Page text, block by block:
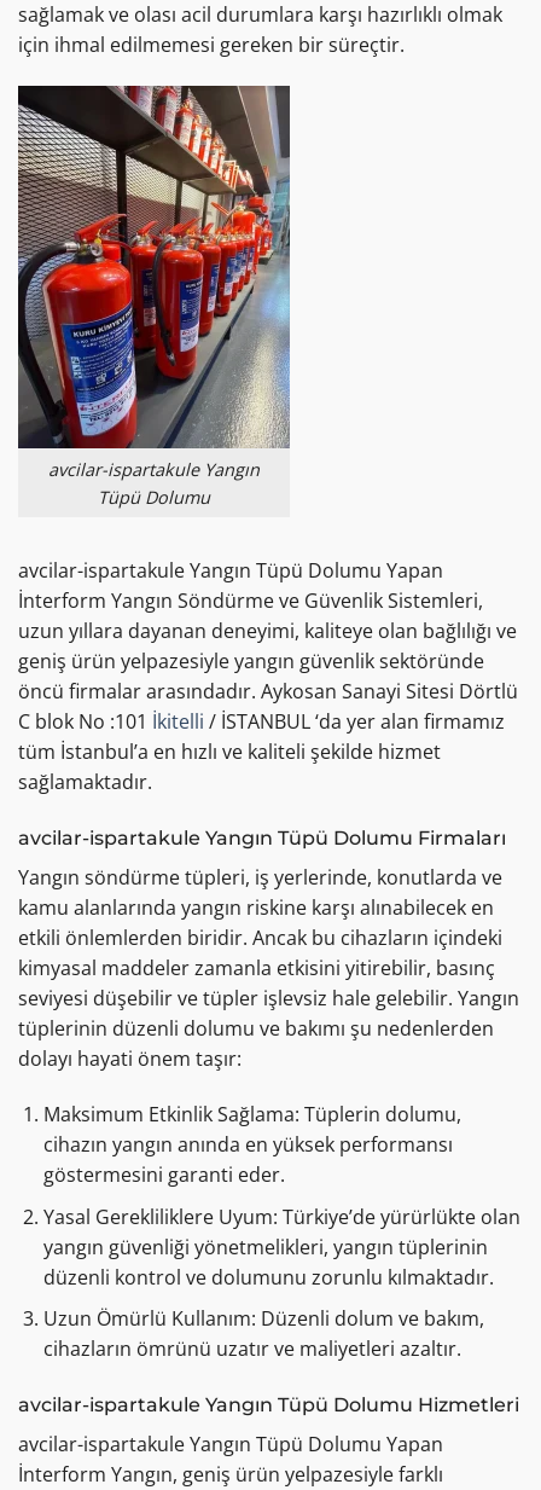
sağlamak ve olası acil durumlara karşı hazırlıklı olmak
için ihmal edilmemesi gereken bir süreçtir.
avcilar-ispartakule Yangın
Tüpü Dolumu
avcilar-ispartakule Yangın Tüpü Dolumu Yapan
İnterform Yangın Söndürme ve Güvenlik Sistemleri,
uzun yıllara dayanan deneyimi, kaliteye olan bağlılığı ve
geniş ürün yelpazesiyle yangın güvenlik sektöründe
öncü firmalar arasındadır. Aykosan Sanayi Sitesi Dörtlü
C blok No :101 İkitelli / İSTANBUL ‘da yer alan firmamız
tüm İstanbul’a en hızlı ve kaliteli şekilde hizmet
sağlamaktadır.
avcilar-ispartakule Yangın Tüpü Dolumu Firmaları
Yangın söndürme tüpleri, iş yerlerinde, konutlarda ve
kamu alanlarında yangın riskine karşı alınabilecek en
etkili önlemlerden biridir. Ancak bu cihazların içindeki
kimyasal maddeler zamanla etkisini yitirebilir, basınç
seviyesi düşebilir ve tüpler işlevsiz hale gelebilir. Yangın
tüplerinin düzenli dolumu ve bakımı şu nedenlerden
dolayı hayati önem taşır:
Maksimum Etkinlik Sağlama: Tüplerin dolumu,
cihazın yangın anında en yüksek performansı
göstermesini garanti eder.
Yasal Gerekliliklere Uyum: Türkiye’de yürürlükte olan
yangın güvenliği yönetmelikleri, yangın tüplerinin
düzenli kontrol ve dolumunu zorunlu kılmaktadır.
Uzun Ömürlü Kullanım: Düzenli dolum ve bakım,
cihazların ömrünü uzatır ve maliyetleri azaltır.
avcilar-ispartakule Yangın Tüpü Dolumu Hizmetleri
avcilar-ispartakule Yangın Tüpü Dolumu Yapan
İnterform Yangın, geniş ürün yelpazesiyle farklı